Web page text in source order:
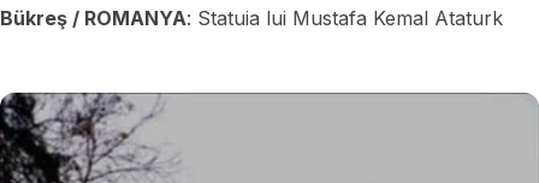
Bükreş / ROMANYA: Statuia lui Mustafa Kemal Ataturk